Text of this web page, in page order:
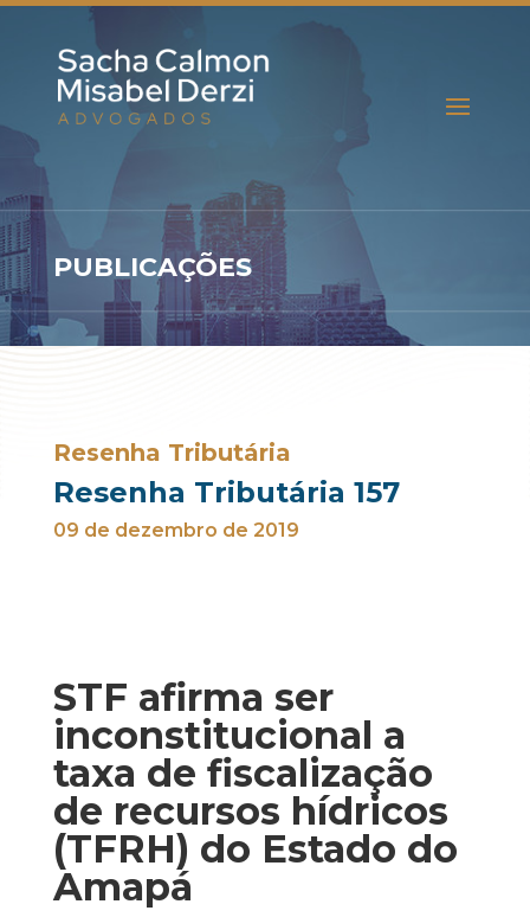
PUBLICAÇÕES
Resenha Tributária
Resenha Tributária 157
09 de dezembro de 2019
STF afirma ser
inconstitucional a
taxa de fiscalização
de recursos hídricos
(TFRH) do Estado do
Amapá